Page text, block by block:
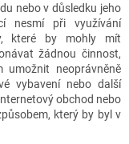
nebo v důsledku jeho
nesmí při využívání
které by mohly mít
žádnou činnost,
neoprávněně
vybavení nebo další
obchod nebo
který by byl v